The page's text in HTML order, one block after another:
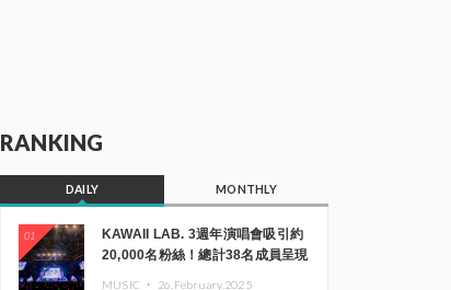
RANKING
DAILY MONTHLY
01
KAWAII LAB. 3週年演唱會吸引約
20,000名粉絲！總計38名成員呈現
MUSIC ・ 26.February.2025